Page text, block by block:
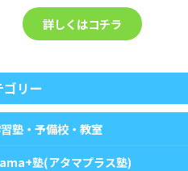
詳しくはコチラ
ゴリー
塾・予備校・教室
塾(アタマプラス塾)